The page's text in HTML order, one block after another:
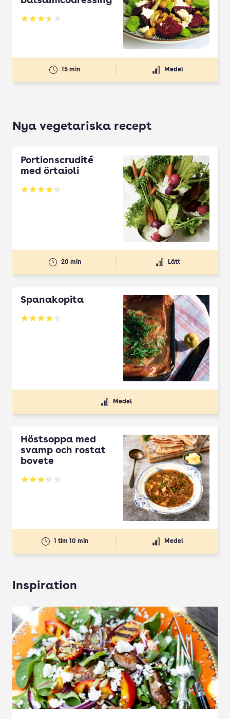
Betyg: 3.5 av 5
15 min Medel
Nya vegetariska recept
Portionscrudité
med örtaioli
Betyg: 4.27 av 5
20 min Lätt
Spanakopita
Betyg: 4.1 av 5
Medel
Höstsoppa med
svamp och rostat
bovete
Betyg: 3.33 av 5
1 tim 10 min Medel
Inspiration